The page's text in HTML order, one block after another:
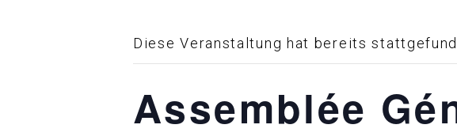
Diese Veranstaltung hat bereits
Assemblée